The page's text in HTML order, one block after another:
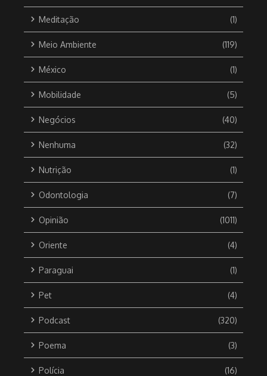
Meditação (1)
Meio Ambiente (119)
México (1)
Mobilidade (5)
Negócios (40)
Nenhuma (32)
Nutrição (1)
Odontologia (7)
Opinião (1011)
Oriente (4)
Paraguai (1)
Pet (4)
Podcast (320)
Poema (3)
Polícia (16)